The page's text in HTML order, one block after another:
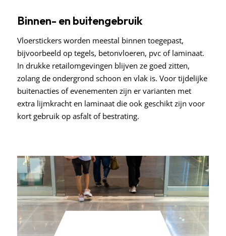
Binnen- en buitengebruik
Vloerstickers worden meestal binnen toegepast,
bijvoorbeeld op tegels, betonvloeren, pvc of laminaat.
In drukke retailomgevingen blijven ze goed zitten,
zolang de ondergrond schoon en vlak is. Voor tijdelijke
buitenacties of evenementen zijn er varianten met
extra lijmkracht en laminaat die ook geschikt zijn voor
kort gebruik op asfalt of bestrating.